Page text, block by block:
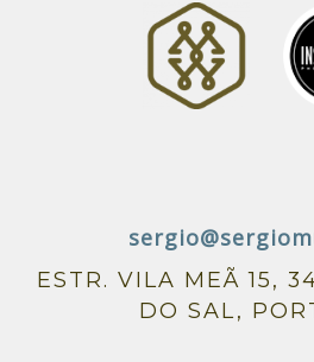
ESTR. VILA MEÃ 15,
DO SAL,